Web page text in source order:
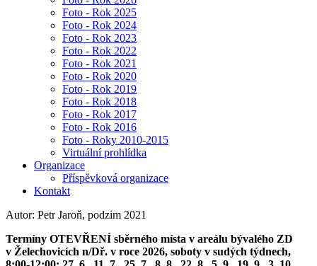
Foto - Rok 2025
Foto - Rok 2024
Foto - Rok 2023
Foto - Rok 2022
Foto - Rok 2021
Foto - Rok 2020
Foto - Rok 2019
Foto - Rok 2018
Foto - Rok 2017
Foto - Rok 2016
Foto - Roky 2010-2015
Virtuální prohlídka
Organizace
Příspěvková organizace
Kontakt
Autor: Petr Jaroň, podzim 2021
Termíny OTEVŘENÍ sběrného místa v areálu bývalého ZD
v Želechovicích n/Dř. v roce 2026, soboty v sudých týdnech,